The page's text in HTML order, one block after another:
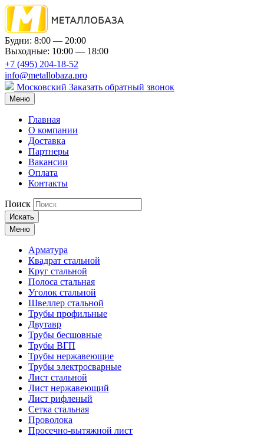
Будни: 8:00 — 20:00
Выходные: 10:00 — 18:00
+7 (495) 204-18-52
info@metallobaza.pro
Московский Заказать обратный звонок
Меню
Главная
О компании
Доставка
Партнеры
Вакансии
Оплата
Контакты
Поиск
Искать
Меню
Арматура
Квадрат стальной
Круг стальной
Полоса стальная
Уголок стальной
Швеллер стальной
Трубы профильные
Двутавр
Трубы бесшовные
Трубы ВГП
Трубы нержавеющие
Трубы электросварные
Лист стальной
Лист нержавеющий
Лист рифленый
Сетка стальная
Проволока
Просечно-вытяжной лист